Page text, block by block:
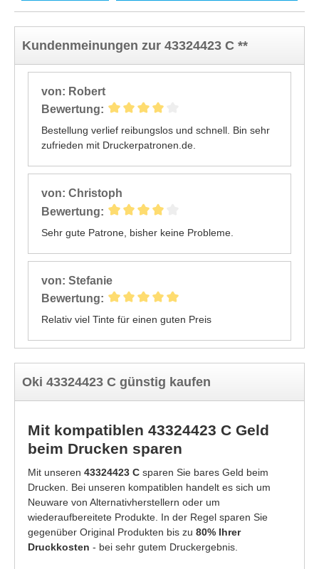
Kundenmeinungen zur 43324423 C **
von: Robert
Bewertung:
Bestellung verlief reibungslos und schnell. Bin sehr
zufrieden mit Druckerpatronen.de.
von: Christoph
Bewertung:
Sehr gute Patrone, bisher keine Probleme.
von: Stefanie
Bewertung:
Relativ viel Tinte für einen guten Preis
Oki 43324423 C günstig kaufen
Mit kompatiblen 43324423 C Geld
beim Drucken sparen
Mit unseren 43324423 C sparen Sie bares Geld beim
Drucken. Bei unseren kompatiblen handelt es sich um
Neuware von Alternativherstellern oder um
wiederaufbereitete Produkte. In der Regel sparen Sie
gegenüber Original Produkten bis zu 80% Ihrer
Druckkosten - bei sehr gutem Druckergebnis.